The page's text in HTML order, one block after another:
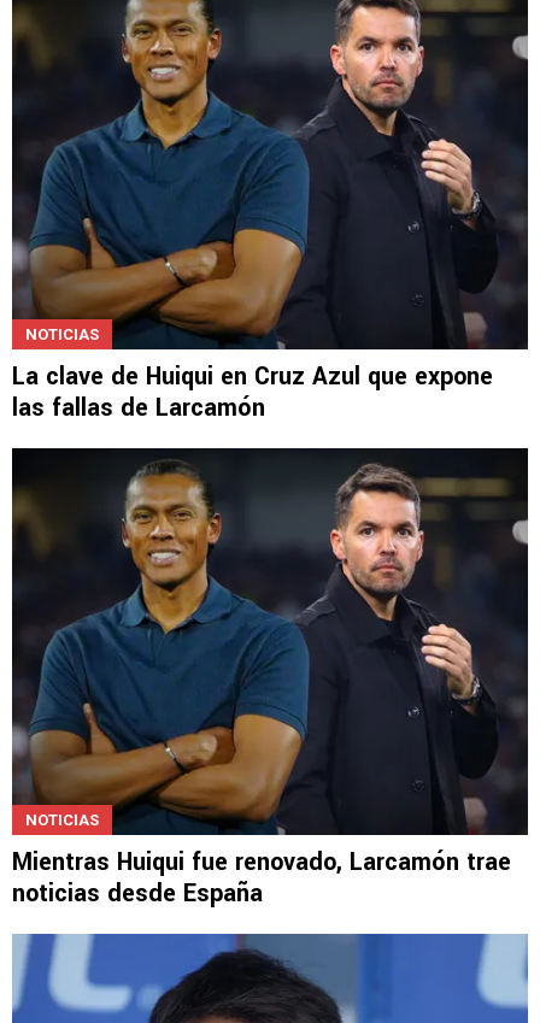
NOTICIAS
La clave de Huiqui en Cruz Azul que expone
las fallas de Larcamón
NOTICIAS
Mientras Huiqui fue renovado, Larcamón trae
noticias desde España